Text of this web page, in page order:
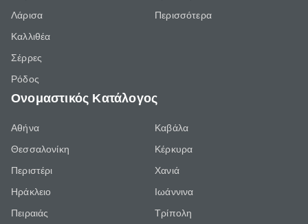
Λάρισα
Καλλιθέα
Σέρρες
Ρόδος
Περισσότερα
Ονομαστικός Κατάλογος
Αθήνα
Θεσσαλονίκη
Περιστέρι
Ηράκλειο
Πειραιάς
Καβάλα
Κέρκυρα
Χανιά
Ιωάννινα
Τρίπολη